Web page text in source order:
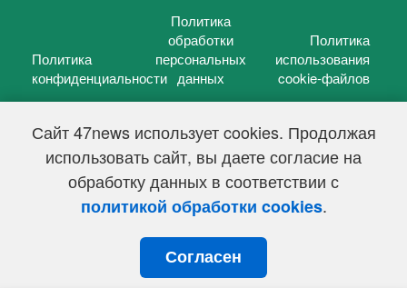
Сайт 47news использует cookies. Продолжая
использовать сайт, вы даете согласие на
обработку данных в соответствии с
политикой обработки cookies.
Согласен
Политика
конфиденциальности
Политика
обработки
персональных
данных
Политика
использования
cookie-файлов
47 новостей (47 news)2005 — 2026 г.
Свидетельство о регистрации СМИ Эл № ФС 77-39848, выдано
Федеральной службой по надзору в сфере связи,
информационных технологий и массовых коммуникаций